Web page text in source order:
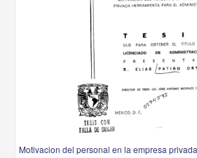
Motivacion del personal en la empresa